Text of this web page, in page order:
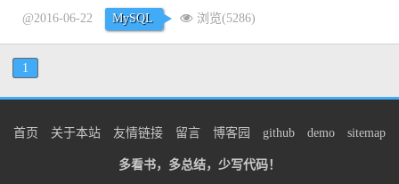
Linux-Generic，拖到最下面去，下载.tar.gz格式的64位文件。 开始
安装不同于大部分教程，我这里安装到/...
阅读全文
@2016-06-22 MySQL 浏览(5286)
1
首页 关于本站 友情链接 留言 博客园 github demo sitemap
多看书，多总结，少写代码！